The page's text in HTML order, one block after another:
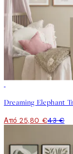
Από 25,80 €43 €